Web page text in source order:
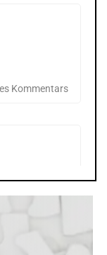
Kommentars